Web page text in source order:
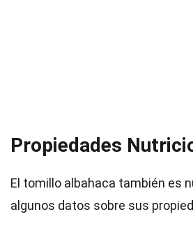
Propiedades
El tomillo albahaca también es
algunos datos sobre sus